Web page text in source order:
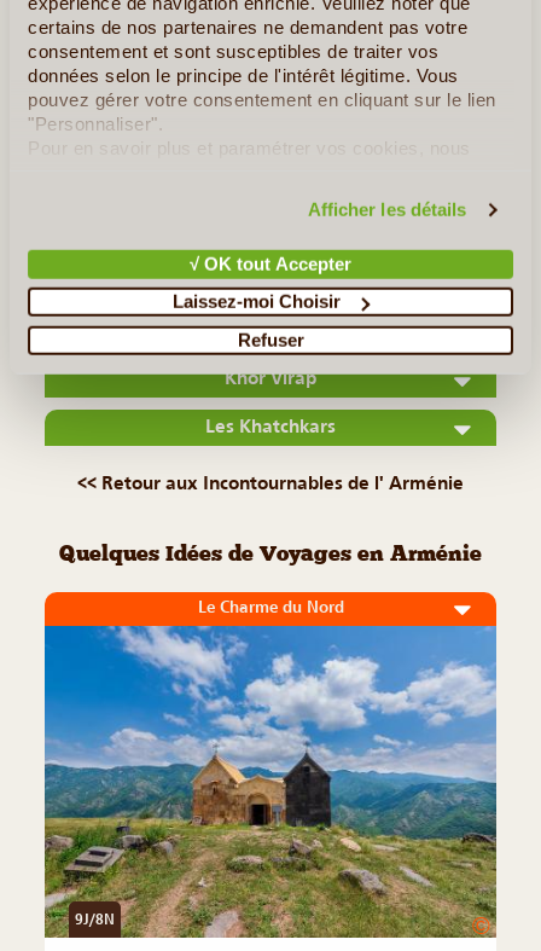
certains de nos partenaires ne demandent pas votre
consentement et sont susceptibles de traiter vos
données selon le principe de l'intérêt légitime. Vous
pouvez gérer votre consentement en cliquant sur le lien
"Personnaliser".
Pour en savoir plus et paramétrer vos cookies, nous
Afficher les détails
√ OK tout Accepter
Laissez-moi Choisir
Refuser
©
christianisme, et la cathédrale de Sainte-Etchmiadzin est la
Lire la suite ≻
Khor Virap
Les Khatchkars
<< Retour aux Incontournables de l' Arménie
Quelques Idées de Voyages en Arménie
Le Charme du Nord
9J/8N ©